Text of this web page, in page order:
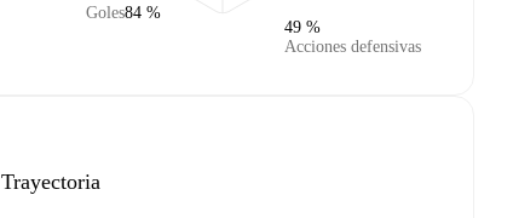
Goles84 %
Acciones defensivas
49 %
Trayectoria